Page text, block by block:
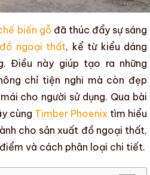
biến gỗđã thúc đẩy sự sáng
ngoại thất, kể từ kiểu dáng
Điều này giúp tạo ra những
chỉ tiện nghi mà còn đẹp
cho người sử dụng. Qua bài
cùng Timber Phoenix tìm hiểu
cho sản xuất đồ ngoại thất,
và cách phân loại chi tiết.